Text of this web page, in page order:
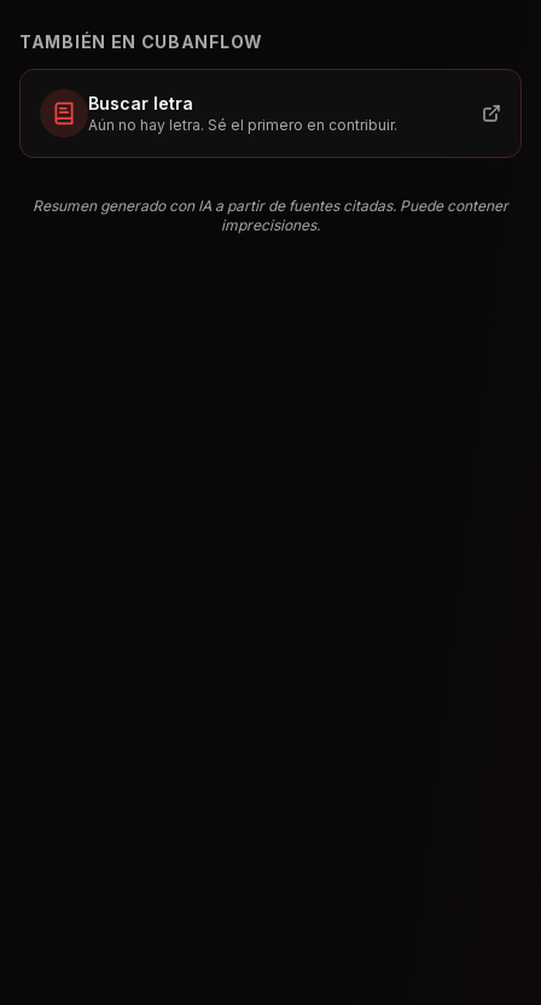
TAMBIÉN EN CUBANFLOW
Buscar letra
Aún no hay letra. Sé el primero en contribuir.
Resumen generado con IA a partir de fuentes citadas. Puede contener
imprecisiones.